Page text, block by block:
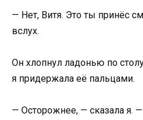
— Нет, Витя. Это ты принёс
вслух.
Он хлопнул ладонью по
я придержала её пальцами.
— Осторожнее, — сказала я.